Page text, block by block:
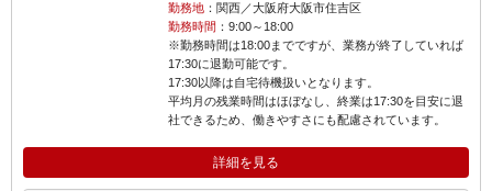
勤務地：関西／大阪府大阪市住吉区
勤務時間 ：9:00～18:00
※勤務時間は18:00までですが、業務が終了していれば
17:30に退勤可能です。
17:30以降は自宅待機扱いとなります。
平均月の残業時間はほぼなし、終業は17:30を目安に退
社できるため、働きやすさにも配慮されています。
詳細を見る